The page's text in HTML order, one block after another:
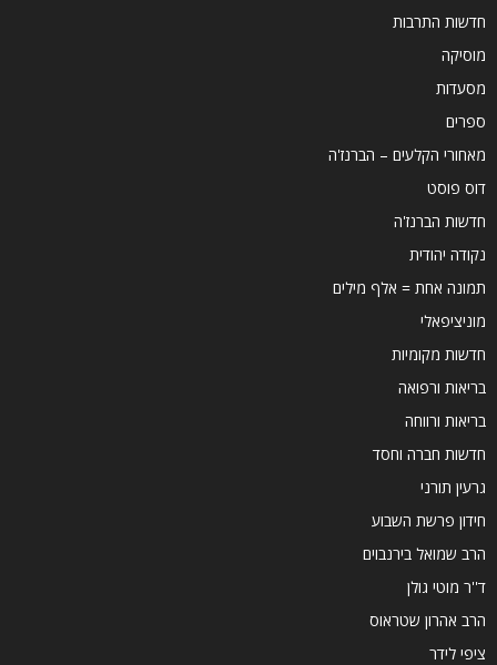
חדשות התרבות
מוסיקה
מסעדות
ספרים
מאחורי הקלעים – הברנז'ה
דוס פוסט
חדשות הברנז'ה
נקודה יהודית
תמונה אחת = אלף מילים
מוניציפאלי
חדשות מקומיות
בריאות ורפואה
בריאות ורווחה
חדשות חברה וחסד
גרעין תורני
חידון פרשת השבוע
הרב שמואל בירנבוים
ד''ר מוטי גולן
הרב אהרון שטראוס
ציפי לידר